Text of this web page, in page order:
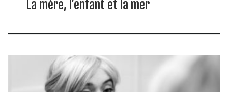
La mère, l’enfant et la mer